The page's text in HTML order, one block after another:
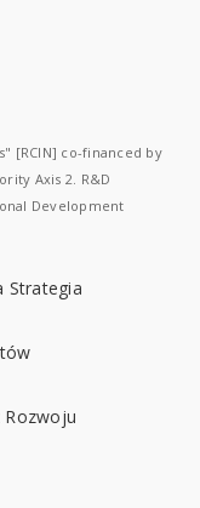
[RCIN] co-financed by
Axis 2. R&D
Development